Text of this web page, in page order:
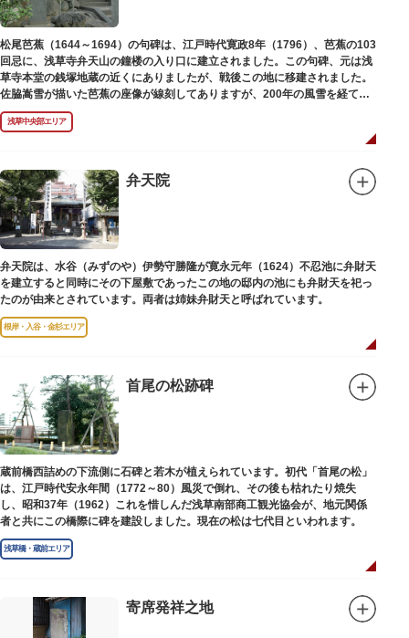
松尾芭蕉（1644～1694）の句碑は、江戸時代寛政8年（1796）、芭蕉の103
回忌に、浅草寺弁天山の鐘楼の入り口に建立されました。この句碑、元は浅
草寺本堂の銭塚地蔵の近くにありましたが、戦後この地に移建されました。
佐脇嵩雪が描いた芭蕉の座像が線刻してありますが、200年の風雪を経て、
碑石も欠損し、碑面の判読も困難となっています。
浅草中央部エリア
弁天院
弁天院は、水谷（みずのや）伊勢守勝隆が寛永元年（1624）不忍池に弁財天
を建立すると同時にその下屋敷であったこの地の邸内の池にも弁財天を祀っ
たのが由来とされています。両者は姉妹弁財天と呼ばれています。
根岸・入谷・金杉エリア
首尾の松跡碑
蔵前橋西詰めの下流側に石碑と若木が植えられています。初代「首尾の松」
は、江戸時代安永年間（1772～80）風災で倒れ、その後も枯れたり焼失
し、昭和37年（1962）これを惜しんだ浅草南部商工観光協会が、地元関係
者と共にこの橋際に碑を建設しました。現在の松は七代目といわれます。
浅草橋・蔵前エリア
寄席発祥之地